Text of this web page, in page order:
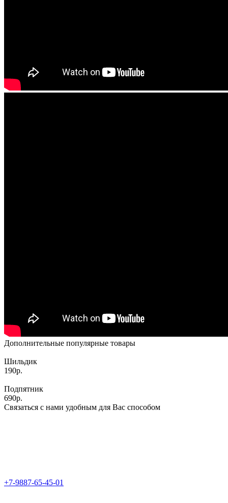
Дополнительные популярные товары
Шильдик
190р.
Подпятник
690р.
Связаться с нами удобным для Вас способом
+7-9887-65-45-01